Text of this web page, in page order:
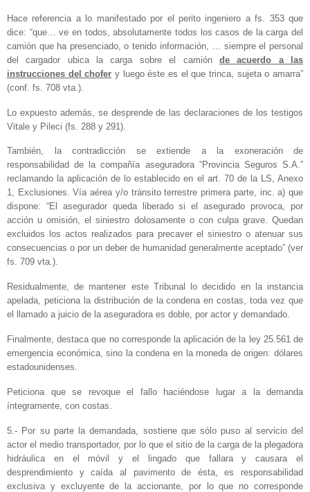
Hace referencia a lo manifestado por el perito ingeniero a fs. 353 que
dice: “que… ve en todos, absolutamente todos los casos de la carga del
camión que ha presenciado, o tenido información, … siempre el personal
del cargador ubica la carga sobre el camión de acuerdo a las
instrucciones del chofer y luego éste es el que trinca, sujeta o amarra”
(conf. fs. 708 vta.).
Lo expuesto además, se desprende de las declaraciones de los testigos
Vitale y Pileci (fs. 288 y 291).
También, la contradicción se extiende a la exoneración de
responsabilidad de la compañía aseguradora “Provincia Seguros S.A.”
reclamando la aplicación de lo establecido en el art. 70 de la LS, Anexo
1, Exclusiones. Vía aérea y/o tránsito terrestre primera parte, inc. a) que
dispone: “El asegurador queda liberado si el asegurado provoca, por
acción u omisión, el siniestro dolosamente o con culpa grave. Quedan
excluidos los actos realizados para precaver el siniestro o atenuar sus
consecuencias o por un deber de humanidad generalmente aceptado” (ver
fs. 709 vta.).
Residualmente, de mantener este Tribunal lo decidido en la instancia
apelada, peticiona la distribución de la condena en costas, toda vez que
el llamado a juicio de la aseguradora es doble, por actor y demandado.
Finalmente, destaca que no corresponde la aplicación de la ley 25.561 de
emergencia económica, sino la condena en la moneda de origen: dólares
estadounidenses.
Peticiona que se revoque el fallo haciéndose lugar a la demanda
íntegramente, con costas.
5.- Por su parte la demandada, sostiene que sólo puso al servicio del
actor el medio transportador, por lo que el sitio de la carga de la plegadora
hidráulica en el móvil y el lingado que fallara y causara el
desprendimiento y caída al pavimento de ésta, es responsabilidad
exclusiva y excluyente de la accionante, por lo que no corresponde